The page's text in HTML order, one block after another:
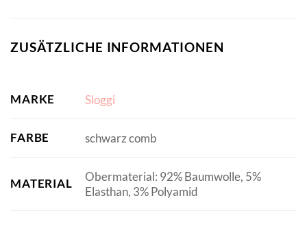
ZUSÄTZLICHE INFORMATIONEN
MARKE Sloggi
FARBE schwarz comb
MATERIAL
Obermaterial: 92% Baumwolle, 5%
Elasthan, 3% Polyamid